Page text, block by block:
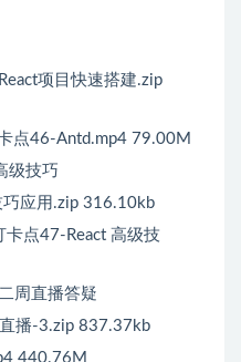
项目快速搭建.zip
点46-Antd.mp4 79.00M
级技巧
巧应用.zip 316.10kb
点47-React 高级技
周直播答疑
播-3.zip 837.37kb
440.76M